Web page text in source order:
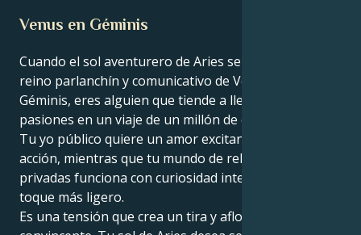
Venus en Géminis
Cuando el sol aventurero de Aries se asocia con el
reino parlanchín y comunicativo de Venus en
Géminis, eres alguien que tiende a llevar sus
pasiones en un viaje de un millón de conversaciones.
Tu yo público quiere un amor excitante y lleno de
acción, mientras que tu mundo de relaciones
privadas funciona con curiosidad intelectual y un
toque más ligero.
Es una tensión que crea un tira y afloja encantador y